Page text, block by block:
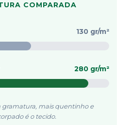
COMPARADA
130 gr/m²
280 gr/m²
gramatura, mais quentinho e
é o tecido.